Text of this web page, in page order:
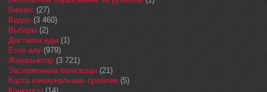
Бизнес (27)
Видео (3 460)
Выборы (2)
Доставка еды (1)
Еске алу (979)
Жаңалықтар (3 721)
Заслуженные балхашцы (21)
Карта коммунальных проблем (5)